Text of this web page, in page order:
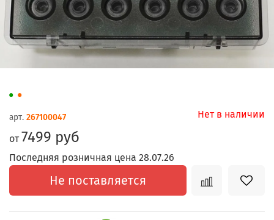
арт. 267100047 Нет в наличии
от7499 руб
Последняя розничная цена 28.07.26
Не поставляется